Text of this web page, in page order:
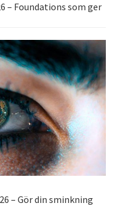
– Foundations som ger
– Gör din sminkning